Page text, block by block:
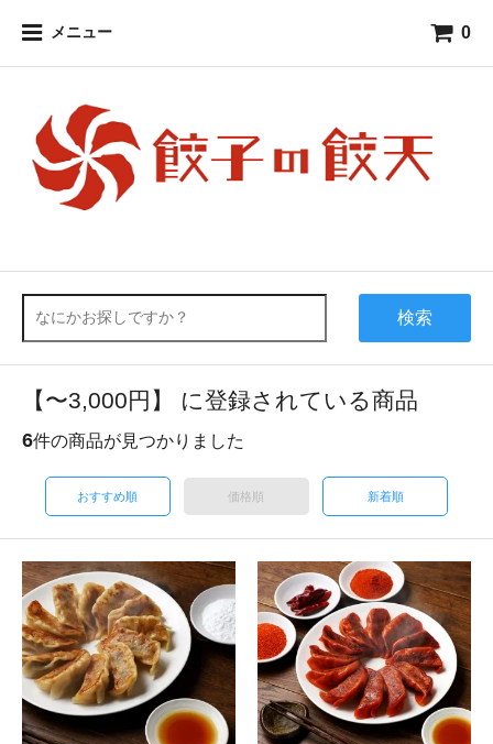
メニュー 0
検索
【〜3,000円】 に登録されている商品
6件の商品が見つかりました
おすすめ順 価格順 新着順